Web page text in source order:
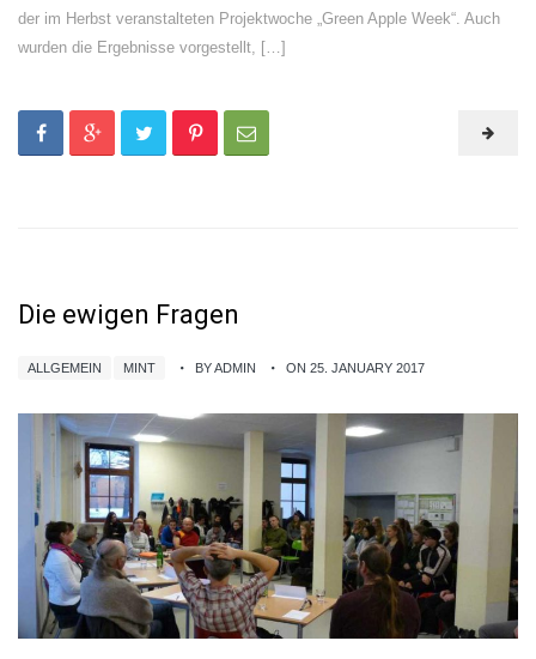
der im Herbst veranstalteten Projektwoche „Green Apple Week“. Auch
wurden die Ergebnisse vorgestellt, […]
Die ewigen Fragen
ALLGEMEIN MINT BY ADMIN ON 25. JANUARY 2017